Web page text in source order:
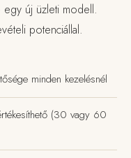
új üzleti modell.
potenciállal.
minden kezelésnél
(30 vagy 60